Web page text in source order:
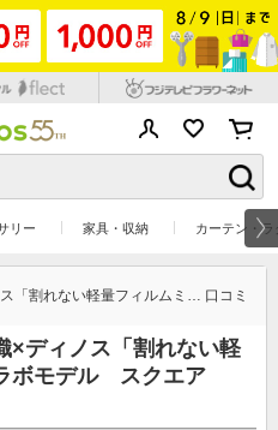
リー 家具・収納 カーテン・
「割れない軽量フィルムミ… 口コミ
×ディノス「割れない軽
ボモデル スクエア